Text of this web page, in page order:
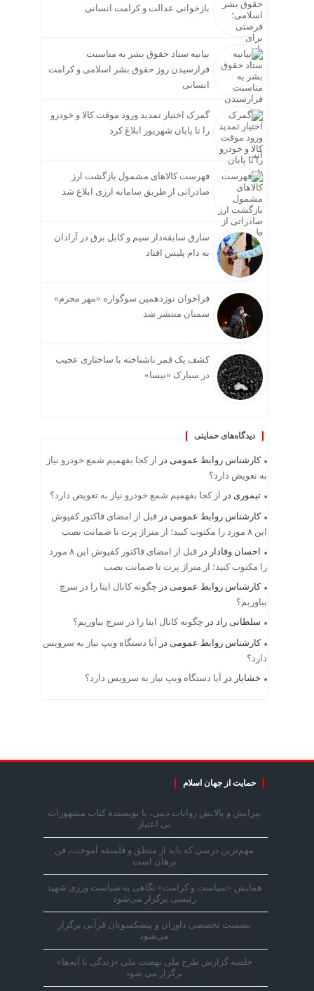
بازخوانی عدالت و کرامت انسانی
بیانیه ستاد حقوق بشر به مناسبت
فرارسیدن روز حقوق بشر اسلامی و کرامت
انسانی
گمرک اختیار تمدید ورود موقت کالا و خودرو
را تا پایان شهریور ابلاغ کرد
فهرست کالاهای مشمول بازگشت ارز
صادراتی از طریق سامانه ارزی ابلاغ شد
سارق سابقه‌دار سیم و کابل برق در آرادان
به دام پلیس افتاد
فراخوان نوزدهمین سوگواره «مهر محرم»
سمنان منتشر شد
کشف یک قمر ناشناخته با ساختاری عجیب
در سیارک «نیسا»
دیدگاه‌های حمایتی
کارشناس روابط عمومی در
از کجا بفهمیم شمع خودرو نیاز
به تعویض دارد؟
تیموری در
از کجا بفهمیم شمع خودرو نیاز به تعویض دارد؟
کارشناس روابط عمومی در قبل از امضای فاکتور کفپوش
این ۸ مورد را مکتوب کنید؛ از متراژ پرت تا ضمانت نصب
احسان وفادار در
قبل از امضای فاکتور کفپوش این ۸ مورد
را مکتوب کنید؛ از متراژ پرت تا ضمانت نصب
کارشناس روابط عمومی در چگونه کانال ایتا را در سرچ
بیاوریم؟
سلطانی راد در چگونه کانال ایتا را در سرچ بیاوریم؟
کارشناس روابط عمومی در
آیا دستگاه ویپ نیاز به سرویس
دارد؟
خشایار در آیا دستگاه ویپ نیاز به سرویس دارد؟
حمایت از جهان اسلام
پیرایش و پالایش روایات دینی، با نویسنده کتاب مشهورات
بی اعتبار
مهم‌ترین درسی که باید از منطق و فلسفه آموخت، فن
برهان است
همایش «سیاست و کرامت» نگاهی به سیاست ورزی شهید
رئیسی برگزار می‌شود
نشست تخصصی داوران و پیشکسوتان قرآنی برگزار
می‌شود
جلسه گزارش طرح ملی نهضت ملی «زندگی با آیه‌ها»
برگزار می شود